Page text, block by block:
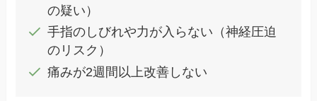
の疑い）
手指のしびれや力が入らない（神経圧迫
のリスク）
痛みが2週間以上改善しない